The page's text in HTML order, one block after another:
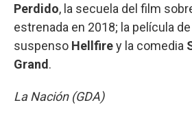
Perdido, la secuela del film
estrenada en 2018; la película
suspenso Hellfirey la comedia
Grand .
La Nación (GDA)